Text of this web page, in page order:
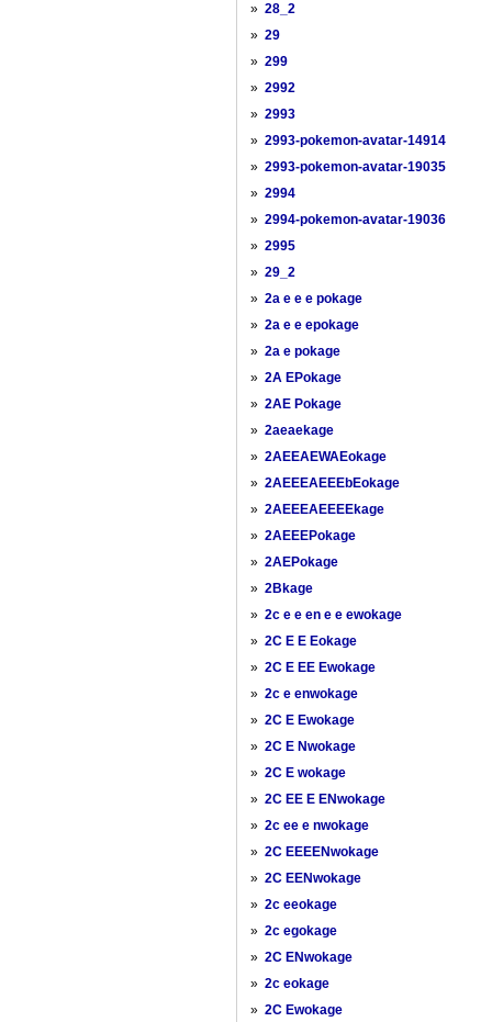
» 28_2
» 29
» 299
» 2992
» 2993
» 2993-pokemon-avatar-14914
» 2993-pokemon-avatar-19035
» 2994
» 2994-pokemon-avatar-19036
» 2995
» 29_2
» 2a e e e pokage
» 2a e e epokage
» 2a e pokage
» 2A EPokage
» 2AE Pokage
» 2aeaekage
» 2AEEAEWAEokage
» 2AEEEAEEEbEokage
» 2AEEEAEEEEkage
» 2AEEEPokage
» 2AEPokage
» 2Bkage
» 2c e e en e e ewokage
» 2C E E Eokage
» 2C E EE Ewokage
» 2c e enwokage
» 2C E Ewokage
» 2C E Nwokage
» 2C E wokage
» 2C EE E ENwokage
» 2c ee e nwokage
» 2C EEEENwokage
» 2C EENwokage
» 2c eeokage
» 2c egokage
» 2C ENwokage
» 2c eokage
» 2C Ewokage